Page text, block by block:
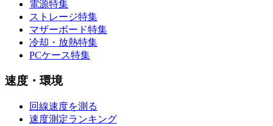
電源特集
ストレージ特集
マザーボード特集
冷却・放熱特集
PCケース特集
速度・環境
回線速度を測る
速度測定ランキング